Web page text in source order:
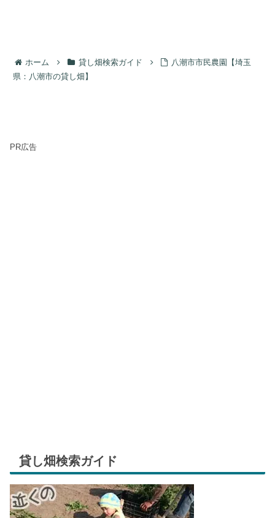
ホーム 貸し畑検索ガイド
八潮市市民農園【埼玉
県：八潮市の貸し畑】
PR広告
貸し畑検索ガイド